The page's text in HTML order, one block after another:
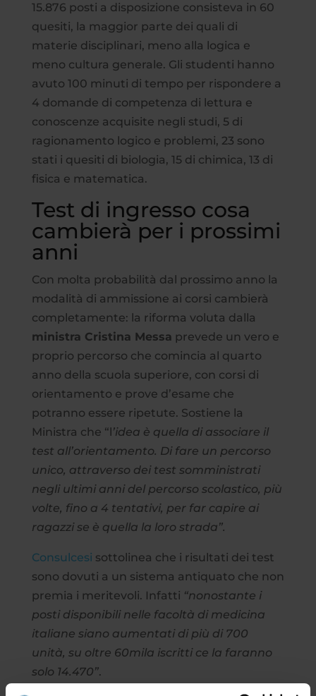
15.876 posti a disposizione consisteva in 60
quesiti, la maggior parte dei quali di
materie disciplinari, meno alla logica e
meno cultura generale. Gli studenti hanno
avuto 100 minuti di tempo per rispondere a
4 domande di competenza di lettura e
conoscenze acquisite negli studi, 5 di
ragionamento logico e problemi, 23 sono
stati i quesiti di biologia, 15 di chimica, 13 di
fisica e matematica.
Test di ingresso cosa
cambierà per i prossimi
anni
Con molta probabilità dal prossimo anno la
modalità di ammissione ai corsi cambierà
completamente: la riforma voluta dalla
ministra Cristina Messa prevede un vero e
proprio percorso che comincia al quarto
anno della scuola superiore, con corsi di
orientamento e prove d’esame che
potranno essere ripetute. Sostiene la
Ministra che “l’idea è quella di associare il
test all’orientamento. Di fare un percorso
unico, attraverso dei test somministrati
negli ultimi anni del percorso scolastico, più
volte, fino a 4 tentativi, per far capire ai
ragazzi se è quella la loro strada”.
Consulcesi sottolinea che i risultati dei test
sono dovuti a un sistema antiquato che non
premia i meritevoli. Infatti “nonostante i
posti disponibili nelle facoltà di medicina
italiane siano aumentati di più di 700
unità, su oltre 60mila iscritti ce la faranno
solo 14.470”.